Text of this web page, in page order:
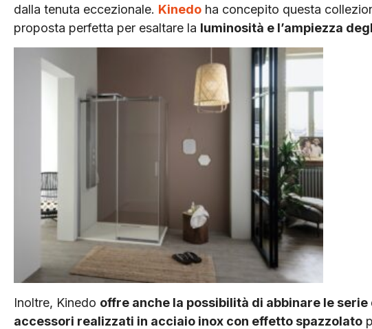
dalla tenuta eccezionale. Kinedo ha concepito questa
proposta perfetta per esaltare la luminosità e l’ampiezza
Inoltre, Kinedo offre anche la possibilità di abbinare le
accessori realizzati in acciaio inox con effetto spazzolato